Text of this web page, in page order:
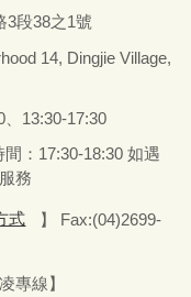
3段38之1號
14, Dingjie Village,
、13:30-17:30
：17:30-18:30 如遇
務
式
】 Fax:(04)2699-
專線】